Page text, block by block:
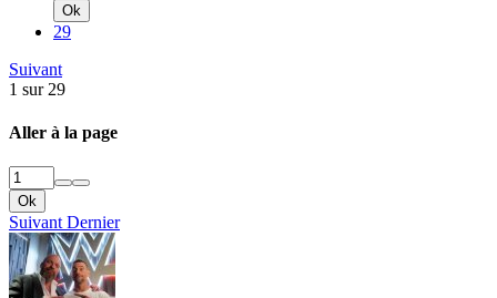
Ok
29
Suivant
1 sur 29
Aller à la page
Ok
Suivant Dernier